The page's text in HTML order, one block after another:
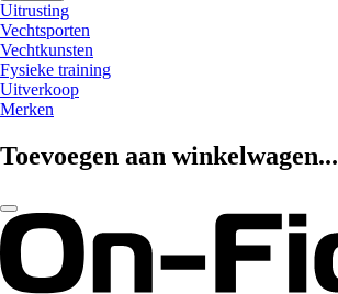
Uitrusting
Vechtsporten
Vechtkunsten
Fysieke training
Uitverkoop
Merken
Toevoegen aan winkelwagen...